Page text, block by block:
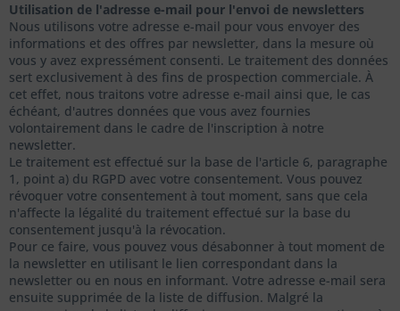
Utilisation de l'adresse e-mail pour l'envoi de newsletters
Nous utilisons votre adresse e-mail pour vous envoyer des
informations et des offres par newsletter, dans la mesure où
vous y avez expressément consenti. Le traitement des données
sert exclusivement à des fins de prospection commerciale. À
cet effet, nous traitons votre adresse e-mail ainsi que, le cas
échéant, d'autres données que vous avez fournies
volontairement dans le cadre de l'inscription à notre
newsletter.
Le traitement est effectué sur la base de l'article 6, paragraphe
1, point a) du RGPD avec votre consentement. Vous pouvez
révoquer votre consentement à tout moment, sans que cela
n'affecte la légalité du traitement effectué sur la base du
consentement jusqu'à la révocation.
Pour ce faire, vous pouvez vous désabonner à tout moment de
la newsletter en utilisant le lien correspondant dans la
newsletter ou en nous en informant. Votre adresse e-mail sera
ensuite supprimée de la liste de diffusion. Malgré la